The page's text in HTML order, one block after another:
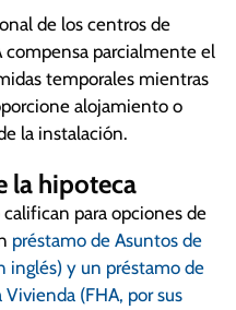
de los centros de
compensa parcialmente el
temporales mientras
alojamiento o
la instalación.
la hipoteca
para opciones de
préstamo de Asuntos de
inglés) y un préstamo de
(FHA, por sus